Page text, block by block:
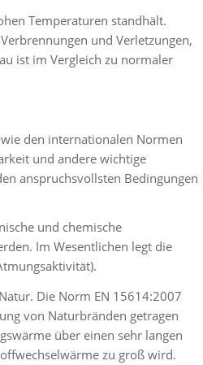
Temperaturen standhält.
und Verletzungen,
ist im Vergleich zu normaler
den internationalen Normen
und andere wichtige
anspruchsvollsten Bedingungen
und chemische
Im Wesentlichen legt die
Die Norm EN 15614:2007
von Naturbränden getragen
über einen sehr langen
zu groß wird.